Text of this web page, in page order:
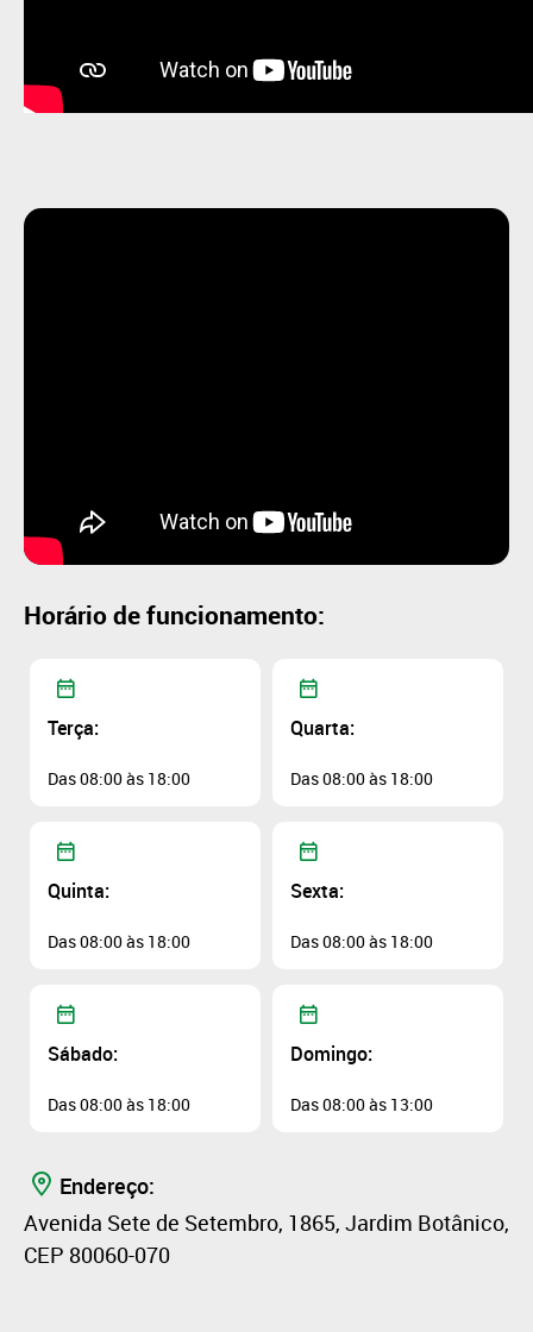
Horário de funcionamento:
Terça:
Das 08:00 às 18:00
Quarta:
Das 08:00 às 18:00
Quinta:
Das 08:00 às 18:00
Sexta:
Das 08:00 às 18:00
Sábado:
Das 08:00 às 18:00
Domingo:
Das 08:00 às 13:00
Endereço:
Avenida Sete de Setembro, 1865, Jardim Botânico,
CEP 80060-070